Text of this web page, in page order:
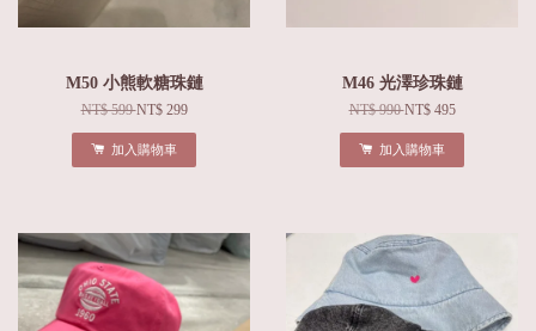
M50 小熊軟糖珠鏈
NT$ 599NT$ 299
加入購物車
M46 光澤珍珠鏈
NT$ 990NT$ 495
加入購物車